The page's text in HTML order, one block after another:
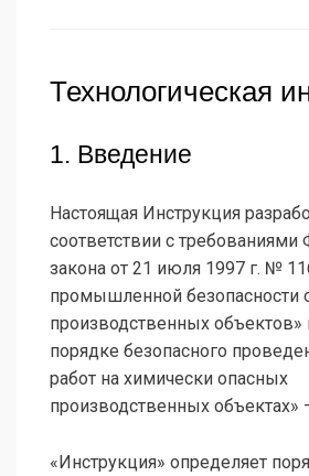
Технологическая
1. Введение
Настоящая Инструкция
соответствии с требованиями
закона от 21 июля 1997 г. №
промышленной безопасности
производственных
порядке безопасного
работ на химически опасных
производственных
«Инструкция» определяет